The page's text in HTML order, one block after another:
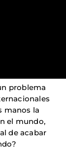
problema
manos la
el mundo,
de acabar